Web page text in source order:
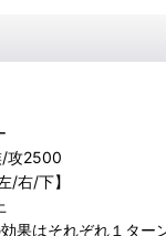
/攻2500
/右/下】
果はそれぞれ１ター